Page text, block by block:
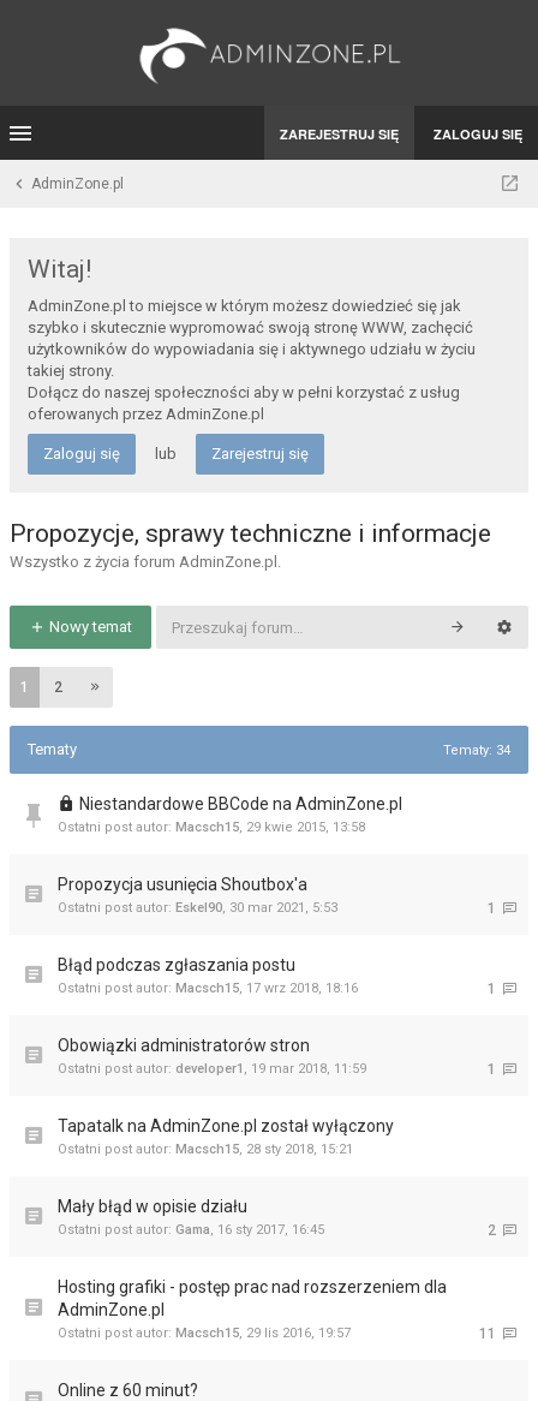
ZAREJESTRUJ SIĘ ZALOGUJ SIĘ
AdminZone.pl
Witaj!
AdminZone.pl to miejsce w którym możesz dowiedzieć się jak
szybko i skutecznie wypromować swoją stronę WWW, zachęcić
użytkowników do wypowiadania się i aktywnego udziału w życiu
takiej strony.
Dołącz do naszej społeczności aby w pełni korzystać z usług
oferowanych przez AdminZone.pl
Zaloguj się lub Zarejestruj się
Propozycje, sprawy techniczne i informacje
Wszystko z życia forum AdminZone.pl.
Nowy temat
1 2
Tematy Tematy: 34
Niestandardowe BBCode na AdminZone.pl
Ostatni post autor: Macsch15, 29 kwie 2015, 13:58
Propozycja usunięcia Shoutbox'a
1
Ostatni post autor: Eskel90, 30 mar 2021, 5:53
Błąd podczas zgłaszania postu
1
Ostatni post autor: Macsch15, 17 wrz 2018, 18:16
Obowiązki administratorów stron
1
Ostatni post autor: developer1 , 19 mar 2018, 11:59
Tapatalk na AdminZone.pl został wyłączony
Ostatni post autor: Macsch15, 28 sty 2018, 15:21
Mały błąd w opisie działu
2
Ostatni post autor: Gama, 16 sty 2017, 16:45
Hosting grafiki - postęp prac nad rozszerzeniem dla
AdminZone.pl
11
Ostatni post autor: Macsch15, 29 lis 2016, 19:57
Online z 60 minut?